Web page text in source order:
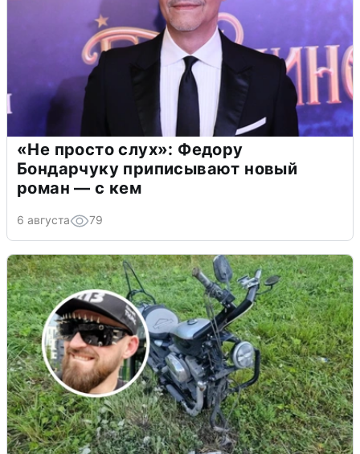
«Не просто слух»: Федору
Бондарчуку приписывают новый
роман — с кем
6 августа 79